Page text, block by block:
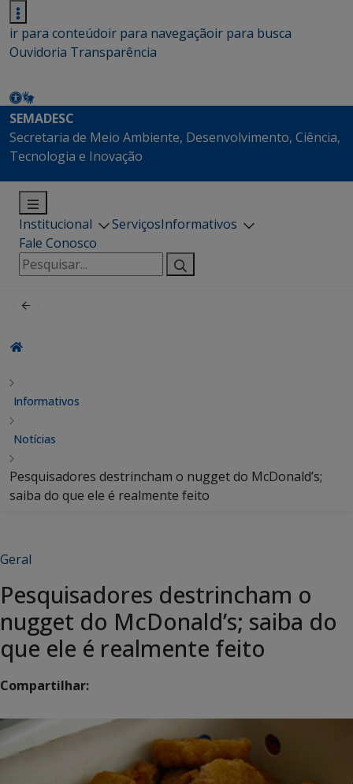
ir para conteúdoir para navegaçãoir para busca
Ouvidoria Transparência
SEMADESC
Secretaria de Meio Ambiente, Desenvolvimento, Ciência,
Tecnologia e Inovação
Institucional ServiçosInformativos
Fale Conosco
Pesquisar
por:
Informativos
Notícias
Pesquisadores destrincham o nugget do McDonald’s;
saiba do que ele é realmente feito
Geral
Pesquisadores destrincham o
nugget do McDonald’s; saiba do
que ele é realmente feito
Compartilhar: